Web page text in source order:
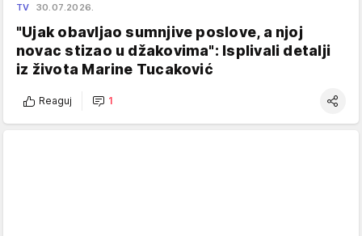
TV 30.07.2026.
"Ujak obavljao sumnjive poslove, a njoj
novac stizao u džakovima": Isplivali detalji
iz života Marine Tucaković
Reaguj 1